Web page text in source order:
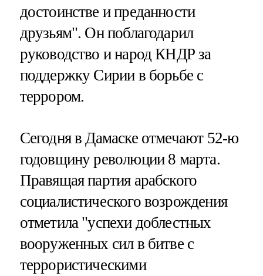
достоинстве и преданности
друзьям". Он поблагодарил
руководство и народ КНДР за
поддержку Сирии в борьбе с
террором.
Сегодня в Дамаске отмечают 52-ю
годовщину революции 8 марта.
Правящая партия арабского
социалистического возрождения
отметила "успехи доблестных
вооруженных сил в битве с
террористическими